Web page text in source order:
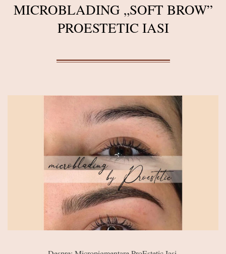
MICROBLADING „SOFT BROW”
PROESTETIC IASI